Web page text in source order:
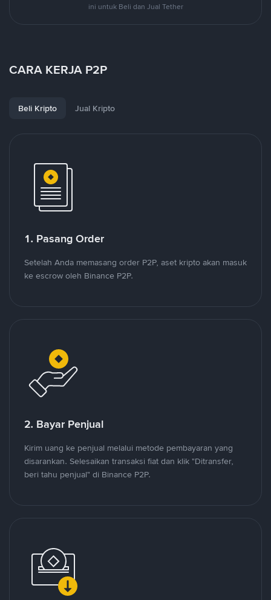
ini untuk Beli dan Jual Tether
CARA KERJA P2P
Beli Kripto Jual Kripto
1. Pasang Order
Setelah Anda memasang order P2P, aset kripto akan masuk
ke escrow oleh Binance P2P.
2. Bayar Penjual
Kirim uang ke penjual melalui metode pembayaran yang
disarankan. Selesaikan transaksi fiat dan klik "Ditransfer,
beri tahu penjual" di Binance P2P.